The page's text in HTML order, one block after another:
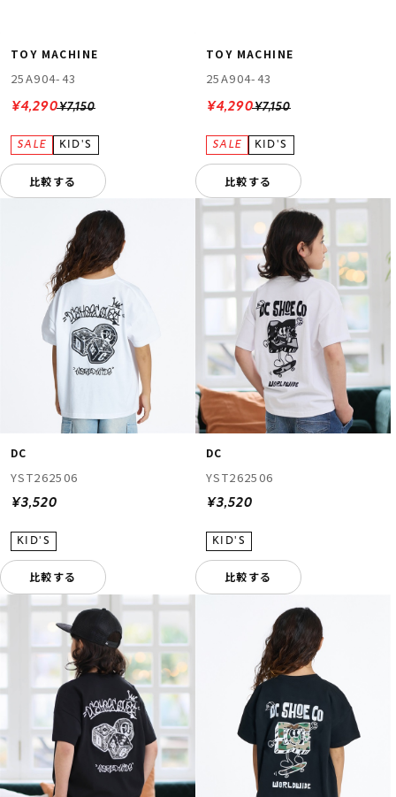
TOY MACHINE
25A904-43
¥7,150
¥4,290
比較する
TOY MACHINE
25A904-43
¥7,150
¥4,290
比較する
DC
YST262506
¥3,520
比較する
DC
YST262506
¥3,520
比較する